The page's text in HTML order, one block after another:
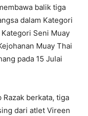
balik tiga
dalam Kategori
Seni Muay
Muay Thai
pada 15 Julai
Razak berkata, tiga
dari atlet Vireen